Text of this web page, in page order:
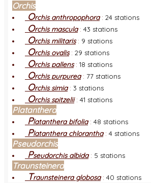
Orchis
Orchis anthropophora: 24 stations
Orchis mascula: 43 stations
Orchis militaris: 9 stations
Orchis ovalis: 29 stations
Orchis pallens: 18 stations
Orchis purpurea: 77 stations
Orchis simia: 3 stations
Orchis spitzelii: 41 stations
Platanthera
Platanthera bifolia: 48 stations
Platanthera chlorantha: 4 stations
Pseudorchis
Pseudorchis albida: 5 stations
Traunsteinera
Traunsteinera globosa: 40 stations